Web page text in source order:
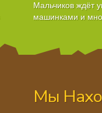
Мальчиков ждёт
машинками и
Мы